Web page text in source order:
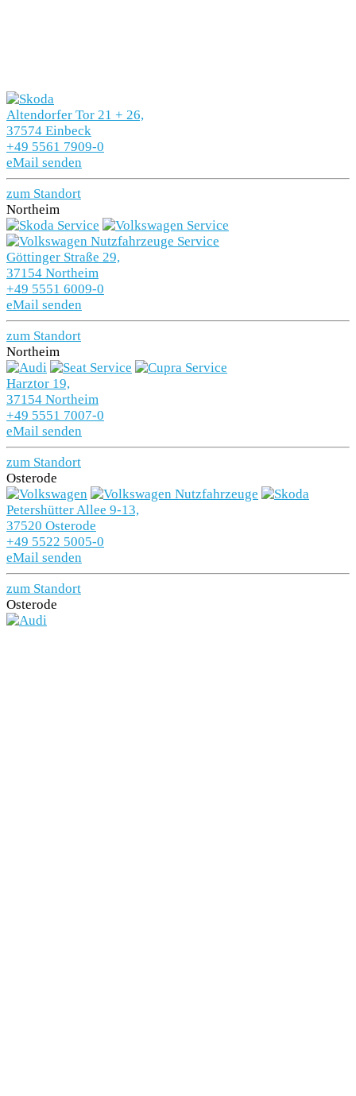
Altendorfer Tor 21 + 26,
37574 Einbeck
+49 5561 7909-0
eMail senden
zum Standort
Northeim
Göttinger Straße 29,
37154 Northeim
+49 5551 6009-0
eMail senden
zum Standort
Northeim
Harztor 19,
37154 Northeim
+49 5551 7007-0
eMail senden
zum Standort
Osterode
Petershütter Allee 9-13,
37520 Osterode
+49 5522 5005-0
eMail senden
zum Standort
Osterode